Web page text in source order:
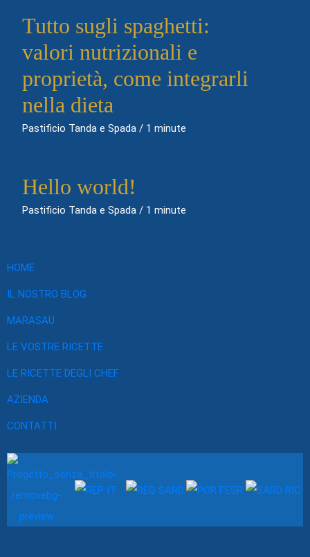
Tutto sugli spaghetti:
valori nutrizionali e
proprietà, come integrarli
nella dieta
Pastificio Tanda e Spada / 1 minute
Hello world!
Pastificio Tanda e Spada / 1 minute
HOME
IL NOSTRO BLOG
MARASAU
LE VOSTRE RICETTE
LE RICETTE DEGLI CHEF
AZIENDA
CONTATTI